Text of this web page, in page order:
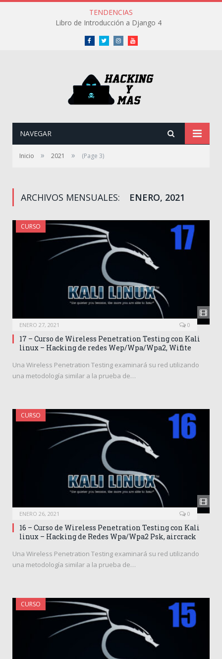
TENDENCIAS
Libro de Introducción a Django 4
FacebookTwitterInstagramYoutube
NAVEGAR
Inicio » 2021 » (Page 3)
ARCHIVOS MENSUALES: ENERO, 2021
CURSO
ENERO 27, 2021 0
17 – Curso de Wireless Penetration Testing con Kali
linux – Hacking de redes Wep/Wpa/Wpa2, Wifite
Una Wireless Penetration Testing examinará su red utilizando
una metodología similar a la prueba de…
CURSO
ENERO 26, 2021 0
16 – Curso de Wireless Penetration Testing con Kali
linux – Hacking de Redes Wpa/Wpa2 Psk, aircrack
Una Wireless Penetration Testing examinará su red utilizando
una metodología similar a la prueba de…
CURSO